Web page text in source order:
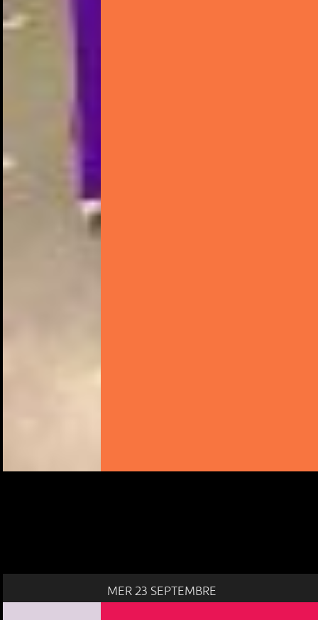
MER 23 SEPTEMBRE